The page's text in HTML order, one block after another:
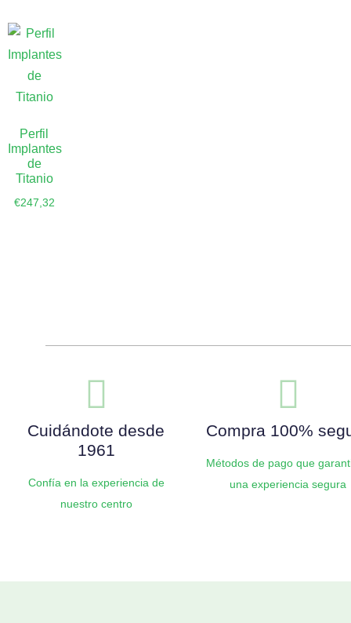
Perfil
Implantes
de
Titanio
€247,32
Cuidándote desde
1961
Confía en la experiencia de
nuestro centro
Compra 100%
Métodos de pago que
una experiencia segura